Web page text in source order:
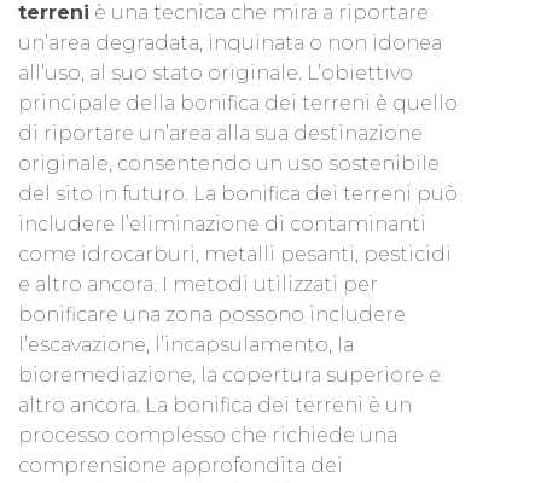
terreni è una tecnica che mira a riportare
un’area degradata, inquinata o non idonea
all’uso, al suo stato originale. L’obiettivo
principale della bonifica dei terreni è quello
di riportare un’area alla sua destinazione
originale, consentendo un uso sostenibile
del sito in futuro. La bonifica dei terreni può
includere l’eliminazione di contaminanti
come idrocarburi, metalli pesanti, pesticidi
e altro ancora. I metodi utilizzati per
bonificare una zona possono includere
l’escavazione, l’incapsulamento, la
bioremediazione, la copertura superiore e
altro ancora. La bonifica dei terreni è un
processo complesso che richiede una
comprensione approfondita dei